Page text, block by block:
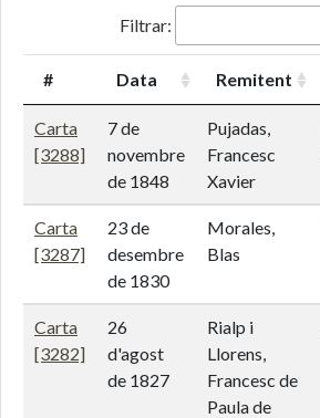
Filtrar:
# Data Remitent
Carta
[3288]
7 de
novembre
de 1848
Pujadas,
Francesc
Xavier
Carta
[3287]
23 de
desembre
de 1830
Morales,
Blas
Carta
[3282]
26
d'agost
de 1827
Rialp i
Llorens,
Francesc de
Paula de